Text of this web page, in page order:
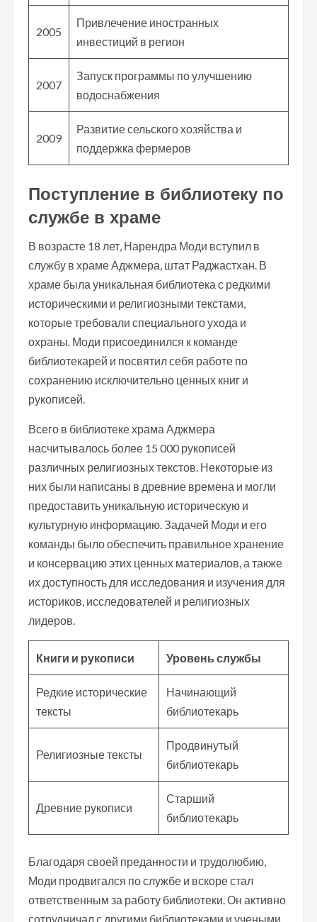
2005
Привлечение иностранных
инвестиций в регион
2007
Запуск программы по улучшению
водоснабжения
2009
Развитие сельского хозяйства и
поддержка фермеров
Поступление в библиотеку по
службе в храме
В возрасте 18 лет, Нарендра Моди вступил в
службу в храме Аджмера, штат Раджастхан. В
храме была уникальная библиотека с редкими
историческими и религиозными текстами,
которые требовали специального ухода и
охраны. Моди присоединился к команде
библиотекарей и посвятил себя работе по
сохранению исключительно ценных книг и
рукописей.
Всего в библиотеке храма Аджмера
насчитывалось более 15 000 рукописей
различных религиозных текстов. Некоторые из
них были написаны в древние времена и могли
предоставить уникальную историческую и
культурную информацию. Задачей Моди и его
команды было обеспечить правильное хранение
и консервацию этих ценных материалов, а также
их доступность для исследования и изучения для
историков, исследователей и религиозных
лидеров.
Книги и рукописи Уровень службы
Редкие исторические
тексты
Начинающий
библиотекарь
Религиозные тексты
Продвинутый
библиотекарь
Древние рукописи
Старший
библиотекарь
Благодаря своей преданности и трудолюбию,
Моди продвигался по службе и вскоре стал
ответственным за работу библиотеки. Он активно
сотрудничал с другими библиотеками и учеными,